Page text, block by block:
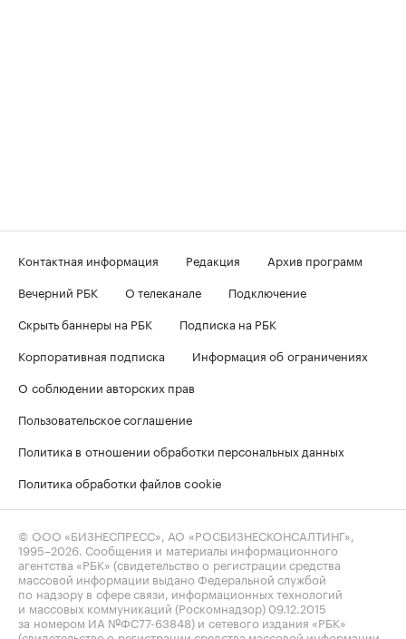
Контактная информация Редакция
Архив программ
Вечерний РБК
О телеканале
Подключение
Скрыть баннеры на РБК
Подписка на РБК
Корпоративная подписка
Информация об ограничениях
О соблюдении авторских прав
Пользовательское соглашение
Политика в отношении обработки персональных данных
Политика обработки файлов cookie
© ООО «БИЗНЕСПРЕСС», АО «РОСБИЗНЕСКОНСАЛТИНГ»,
1995–2026 . Сообщения и материалы информационного
агентства «РБК» (свидетельство о регистрации средства
массовой информации выдано Федеральной службой
по надзору в сфере связи, информационных технологий
и массовых коммуникаций (Роскомнадзор) 09.12.2015
за номером ИА №ФС77-63848) и сетевого издания «РБК»